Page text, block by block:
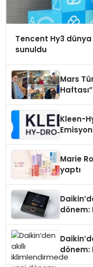
Tencent Hy3
sunuldu
Mars
Kleen-
Marie
yaptı
dönem:
dönem: